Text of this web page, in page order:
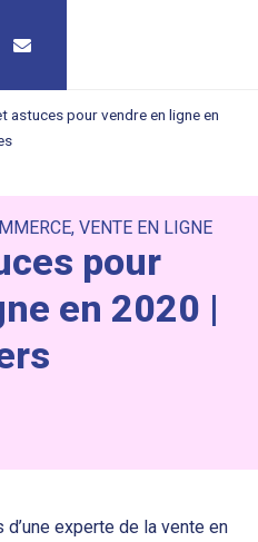
astuces pour vendre en ligne en
, VENTE EN LIGNE
pour
en 2020 |
experte de la vente en